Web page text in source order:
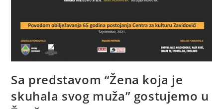
Sa predstavom “Žena koja je
skuhala svog muža” gostujemo u